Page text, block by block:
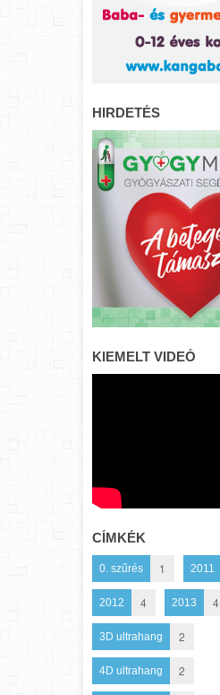
HIRDETÉS
KIEMELT VIDEÓ
CÍMKÉK
0. szűrés 1 2011
2012 4 2013 4
3D ultrahang 2
4D ultrahang 2